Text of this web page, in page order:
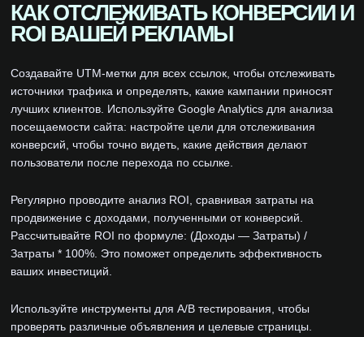
КАК ОТСЛЕЖИВАТЬ КОНВЕРСИИ И
ROI ВАШЕЙ РЕКЛАМЫ
Создавайте UTM-метки для всех ссылок, чтобы отслеживать
источники трафика и определять, какие кампании приносят
лучших клиентов. Используйте Google Analytics для анализа
посещаемости сайта: настройте цели для отслеживания
конверсий, чтобы точно видеть, какие действия делают
пользователи после перехода по ссылке.
Регулярно проводите анализ ROI, сравнивая затраты на
продвижение с доходами, полученными от конверсий.
Рассчитывайте ROI по формуле: (Доходы — Затраты) /
Затраты * 100%. Это поможет определить эффективность
ваших инвестиций.
Используйте инструменты для A/B тестирования, чтобы
проверять различные объявления и целевые страницы.